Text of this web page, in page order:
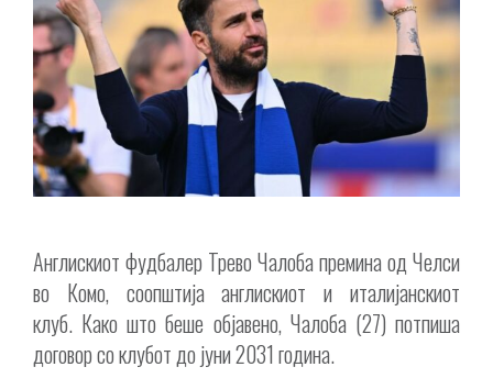
Англискиот фудбалер Трево Чалоба премина од Челси
во Комо, соопштија англискиот и италијанскиот
клуб. Како што беше објавено, Чалоба (27) потпиша
договор со клубот до јуни 2031 година.